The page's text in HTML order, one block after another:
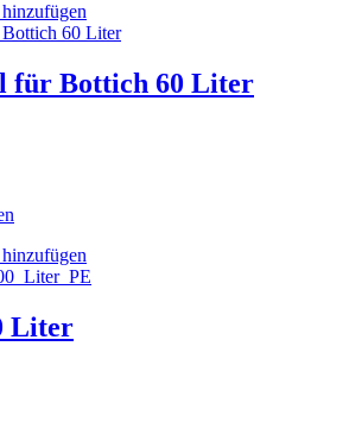
für Bottich 60 Liter
Liter